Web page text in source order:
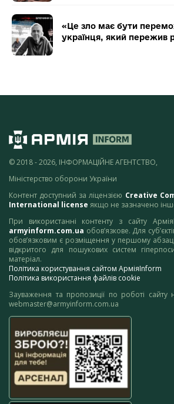
«Це зло має бути
українця, який пережив
© 2018 - 2026, ІНФОРМАЦІЙНЕ АГЕНТСТВО,
Міністерство оборони України
Контент доступний за ліцензією Creative
International license якщо не зазначено
При використанні контенту з сайту
armyinform.com.ua обов’язкове. Для
обов’язковим є розміщення у першому
відкритого для пошукових систем
матеріал.
Політика користування сайтом АрміяInform
Політика використання файлів cookie
Зауваження та пропозиції по роботі сайту
webmaster@armyinform.com.ua